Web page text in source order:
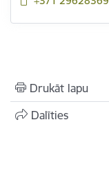
Drukāt lapu
Dalīties